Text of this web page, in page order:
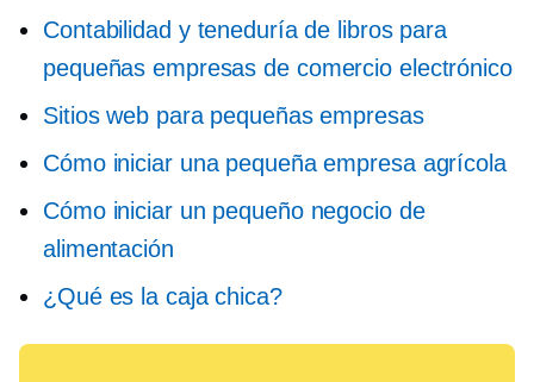
Contabilidad y teneduría de libros para
pequeñas empresas de comercio electrónico
Sitios web para pequeñas empresas
Cómo iniciar una pequeña empresa agrícola
Cómo iniciar un pequeño negocio de
alimentación
¿Qué es la caja chica?